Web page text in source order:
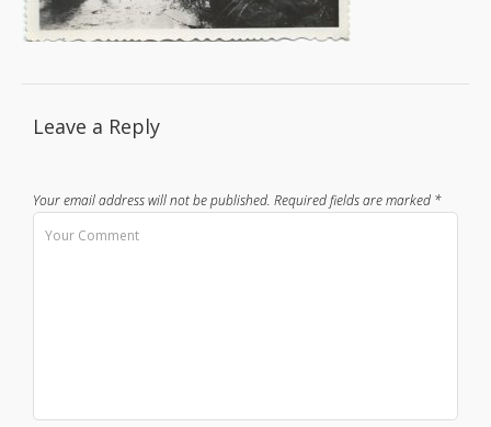
Leave a Reply
Your email address will not be published. Required fields are marked *